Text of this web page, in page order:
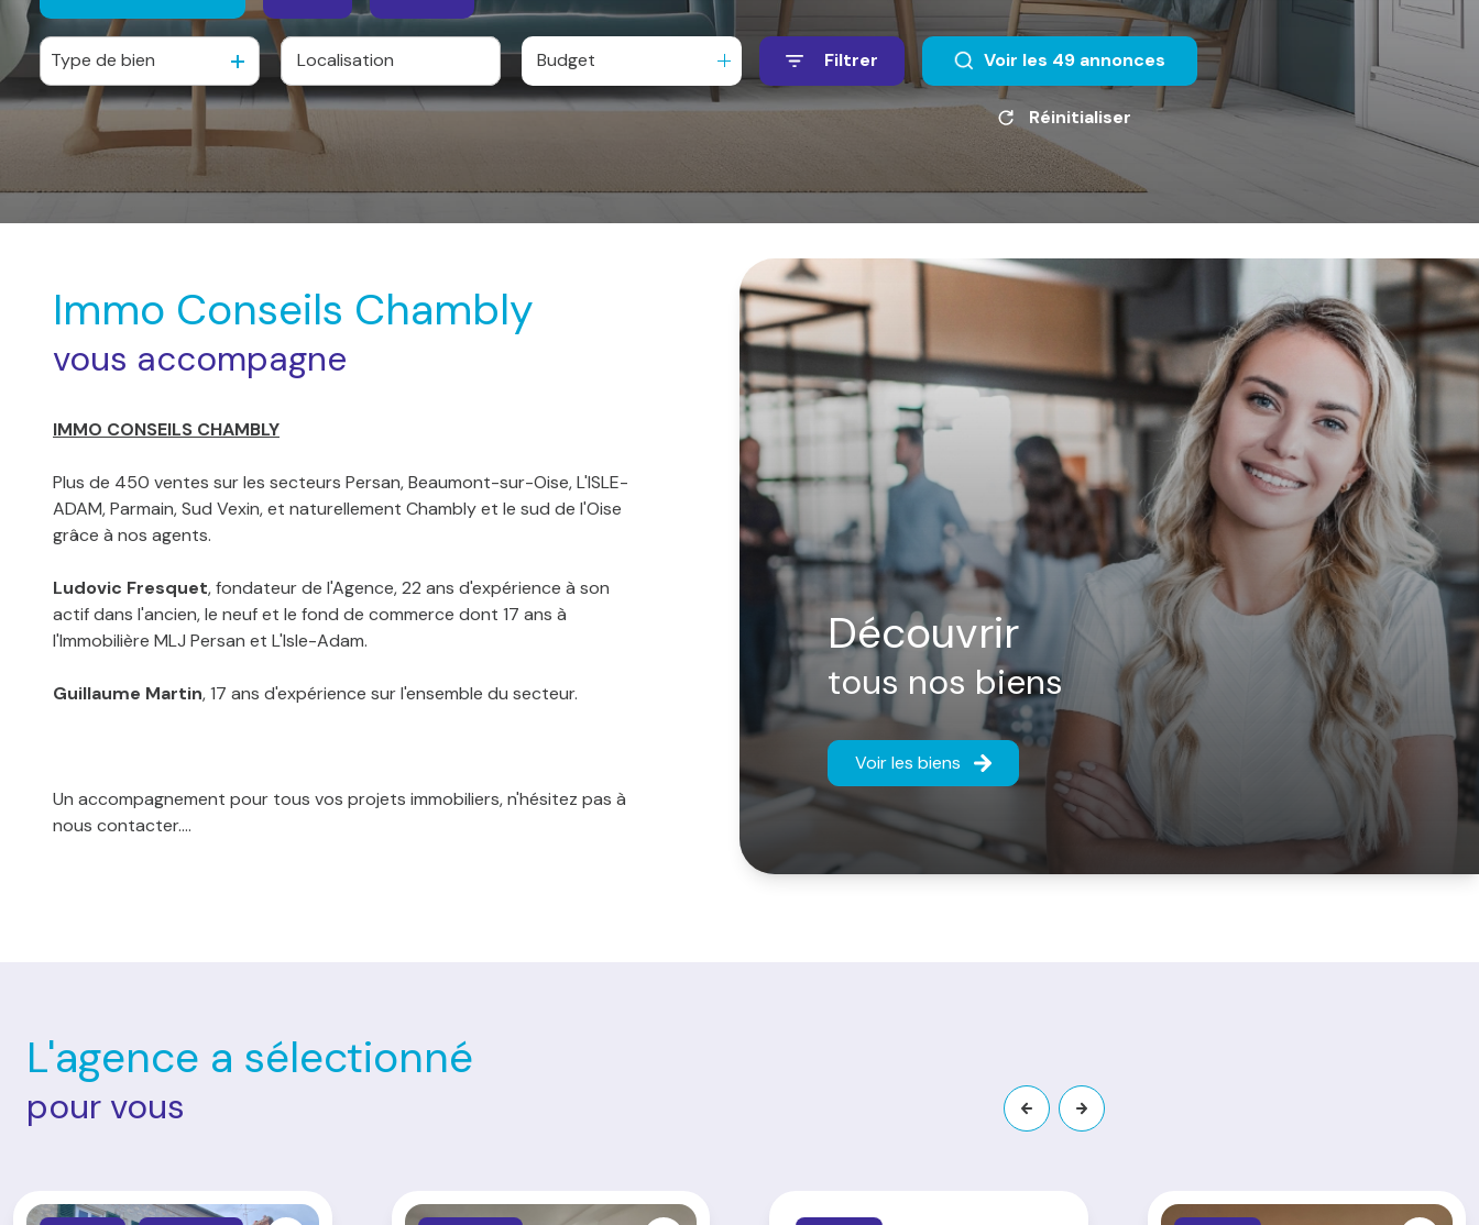
nous
Alerte
e-mail
Contact
De l'ancien
De l'immo pro
à l'année
Type de bien Budget Filtrer Voir les 49annonces
Réinitialiser
Découvrir
tous nos biens
Voir les biens
Immo Conseils Chambly
vous accompagne
IMMO CONSEILS CHAMBLY
Plus de 450 ventes sur les secteurs Persan, Beaumont-sur-Oise, L'ISLE-
ADAM, Parmain, Sud Vexin, et naturellement Chambly et le sud de l'Oise
grâce à nos agents.
Ludovic Fresquet, fondateur de l'Agence, 22 ans d'expérience à son
actif dans l'ancien, le neuf et le fond de commerce dont 17 ans à
l'Immobilière MLJ Persan et L'Isle-Adam.
Guillaume Martin, 17 ans d'expérience sur l'ensemble du secteur.
Un accompagnement pour tous vos projets immobiliers, n'hésitez pas à
nous contacter....
L'agence a sélectionné
pour vous